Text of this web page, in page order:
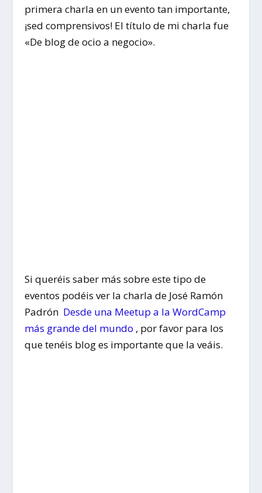
primera charla en un evento tan importante,
¡sed comprensivos! El título de mi charla fue
«De blog de ocio a negocio».
Si queréis saber más sobre este tipo de
eventos podéis ver la charla de José Ramón
Padrón Desde una Meetup a la WordCamp
más grande del mundo , por favor para los
que tenéis blog es importante que la veáis.